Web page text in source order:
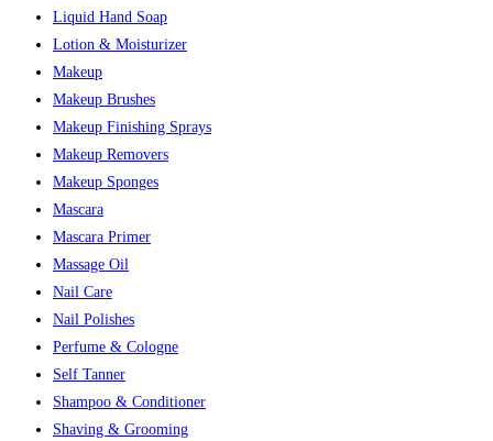
Liquid Hand Soap
Lotion & Moisturizer
Makeup
Makeup Brushes
Makeup Finishing Sprays
Makeup Removers
Makeup Sponges
Mascara
Mascara Primer
Massage Oil
Nail Care
Nail Polishes
Perfume & Cologne
Self Tanner
Shampoo & Conditioner
Shaving & Grooming